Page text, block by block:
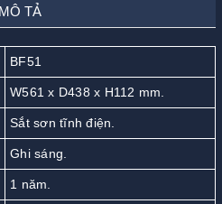
MÔ TẢ
BF51
W561 x D438 x H112 mm.
Sắt sơn tĩnh điện.
Ghi sáng.
1 năm.